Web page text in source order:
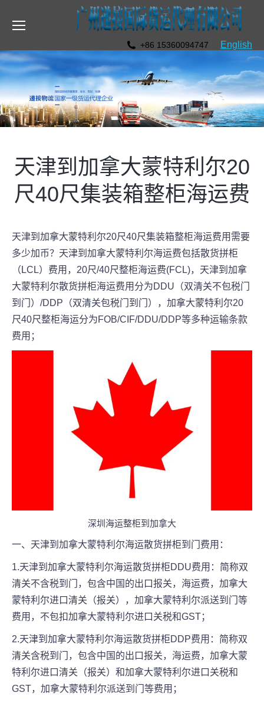
+86 15360094747 English
天津到加拿大蒙特利尔20
尺40尺集装箱整柜海运费
天津到加拿大蒙特利尔20尺40尺集装箱整柜海运费用需要
多少加币？天津到加拿大蒙特利尔海运费包括散货拼柜
（LCL）费用，20尺/40尺整柜海运费(FCL)，天津到加拿
大蒙特利尔散货拼柜海运费用分为DDU（双清关不包税门
到门）/DDP（双清关包税门到门），加拿大蒙特利尔20
尺40尺整柜海运分为FOB/CIF/DDU/DDP等多种运输条款
费用；
深圳海运整柜到加拿大
一、天津到加拿大蒙特利尔海运散货拼柜到门费用：
1.天津到加拿大蒙特利尔海运散货拼柜DDU费用：简称双
清关不含税到门，包含中国的出口报关，海运费，加拿大
蒙特利尔进口清关（报关），加拿大蒙特利尔派送到门等
费用，不包扣加拿大蒙特利尔进口关税和GST；
2.天津到加拿大蒙特利尔海运散货拼柜DDP费用：简称双
清关含税到门，包含中国的出口报关，海运费，加拿大蒙
特利尔进口清关（报关）和加拿大蒙特利尔进口关税和
GST，加拿大蒙特利尔派送到门等费用；